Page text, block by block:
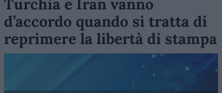
Turchia e Iran vanno
d’accordo quando si tratta di
reprimere la libertà di stampa